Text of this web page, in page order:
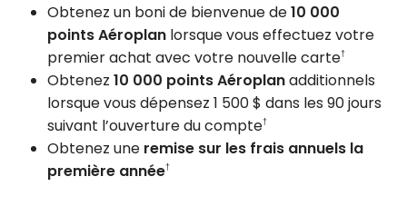
Obtenez un boni de bienvenue de10 000
points Aéroplan lorsque vous effectuez votre
premier achat avec votre nouvelle carte†
Obtenez 10 000 points Aéroplanadditionnels
lorsque vous dépensez 1 500 $ dans les 90 jours
suivant l’ouverture du compte†
Obtenez une remise sur les frais annuels la
première année†